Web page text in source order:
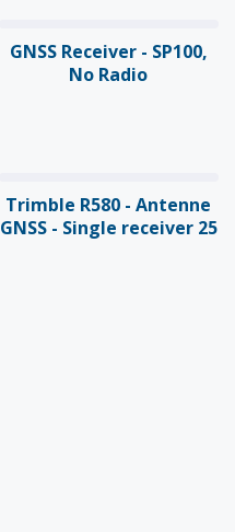
GNSS Receiver - SP100,
No Radio
Trimble R580 - Antenne
GNSS - Single receiver 25